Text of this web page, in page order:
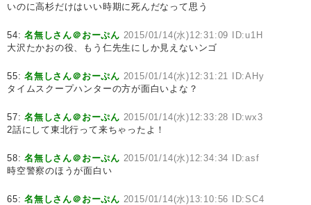
いのに高杉だけはいい時期に死んだなって思う
54:名無しさん＠おーぷん 2015/01/14(水)12:31:09 ID:u1H
大沢たかおの役、もう仁先生にしか見えないンゴ
55:名無しさん＠おーぷん 2015/01/14(水)12:31:21 ID:AHy
タイムスクープハンターの方が面白いよな？
57:名無しさん＠おーぷん 2015/01/14(水)12:33:28 ID:wx3
2話にして東北行って来ちゃったよ！
58:名無しさん＠おーぷん 2015/01/14(水)12:34:34 ID:asf
時空警察のほうが面白い
65:名無しさん＠おーぷん 2015/01/14(水)13:10:56 ID:SC4